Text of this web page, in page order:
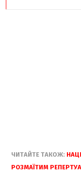
ЧИТАЙТЕ ТАКОЖ:
РОЗМАЇТИМ